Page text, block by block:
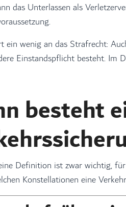
das Unterlassen als
ein wenig an das Strafrecht:
Einstandspflicht besteht. Im
besteht
Definition ist zwar wichtig,
Konstellationen eine